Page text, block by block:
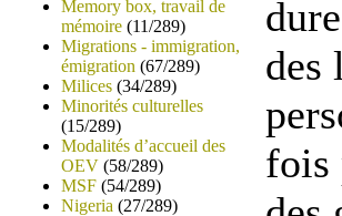
Memory box, travail de
mémoire (11/289)
Migrations - immigration,
émigration (67/289)
Milices (34/289)
Minorités culturelles
(15/289)
Modalités d’accueil des
OEV (58/289)
MSF (54/289)
Nigeria (27/289)
des
fois